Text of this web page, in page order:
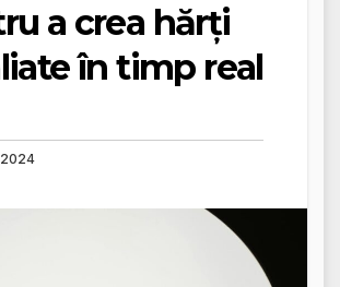
a crea hărți
în timp real